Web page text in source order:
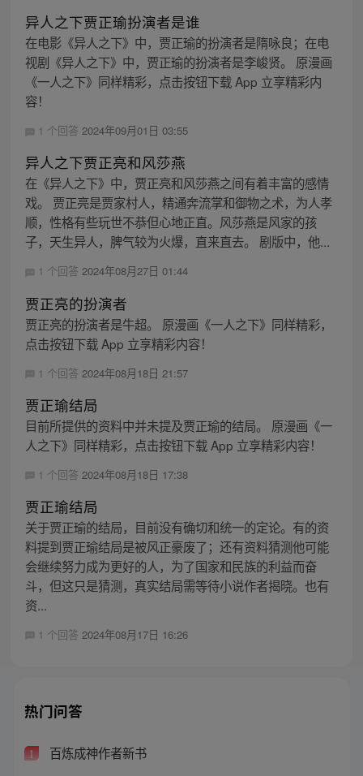
异人之下贾正瑜扮演者是谁
在电影《异人之下》中，贾正瑜的扮演者是隋咏良；在电
视剧《异人之下》中，贾正瑜的扮演者是李峻贤。 原漫画
《一人之下》同样精彩，点击按钮下载 App 立享精彩内
容！
1 个回答 2024年09月01日 03:55
异人之下贾正亮和风莎燕
在《异人之下》中，贾正亮和风莎燕之间有着丰富的感情
戏。 贾正亮是贾家村人，精通奔流掌和御物之术，为人孝
顺，性格有些玩世不恭但心地正直。风莎燕是风家的孩
子，天生异人，脾气较为火爆，直来直去。 剧版中，他...
1 个回答 2024年08月27日 01:44
贾正亮的扮演者
贾正亮的扮演者是牛超。 原漫画《一人之下》同样精彩，
点击按钮下载 App 立享精彩内容！
1 个回答 2024年08月18日 21:57
贾正瑜结局
目前所提供的资料中并未提及贾正瑜的结局。 原漫画《一
人之下》同样精彩，点击按钮下载 App 立享精彩内容！
1 个回答 2024年08月18日 17:38
贾正瑜结局
关于贾正瑜的结局，目前没有确切和统一的定论。有的资
料提到贾正瑜结局是被风正豪废了；还有资料猜测他可能
会继续努力成为更好的人，为了国家和民族的利益而奋
斗，但这只是猜测，真实结局需等待小说作者揭晓。也有
资...
1 个回答 2024年08月17日 16:26
热门问答
1 百炼成神作者新书